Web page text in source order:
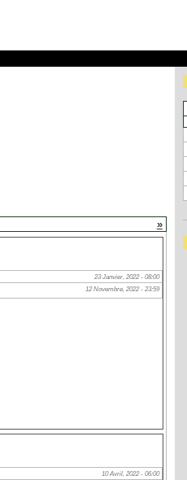
»
23 Janvier, 2022 - 08:00
12 Novembre, 2022 - 23:59
10 Avril, 2022 - 06:00